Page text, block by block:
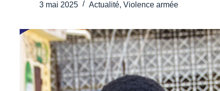
3 mai 2025 Actualité, Violence armée